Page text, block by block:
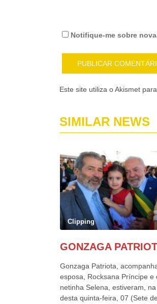
Notifique-me sobre
Este site utiliza o Akismet
SIMILAR NEWS
Clipping
Gonzaga Patriota,
esposa, Rocksana Príncipe e
netinha Selena, estiveram,
desta quinta-feira, 07 (Sete de